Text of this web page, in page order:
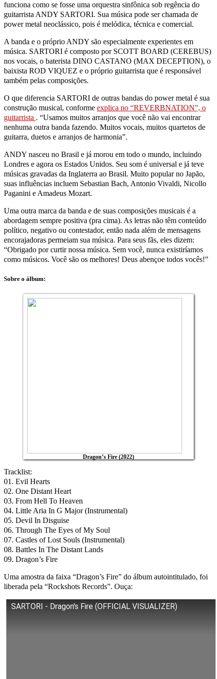
funciona como se fosse uma orquestra sinfônica sob regência do
guitarrista ANDY SARTORI. Sua música pode ser chamada de
power metal neoclássico, pois é melódica, técnica e comercial.
A banda e o próprio ANDY são especialmente experientes em
música. SARTORI é composto por SCOTT BOARD (CEREBUS)
nos vocais, o baterista DINO CASTANO (MAX DECEPTION), o
baixista ROD VIQUEZ e o próprio guitarrista que é responsável
também pelas composições.
O que diferencia SARTORI de outras bandas do power metal é sua
construção musical, conforme explica no “REVERBNATION”, o
guitarrista . “Usamos muitos arranjos que você não vai encontrar
nenhuma outra banda fazendo. Muitos vocais, muitos quartetos de
guitarra, duetos e arranjos de harmonia”.
ANDY nasceu no Brasil e já morou em todo o mundo, incluindo
Londres e agora os Estados Unidos. Seu som é universal e já teve
músicas gravadas da Inglaterra ao Brasil. Muito popular no Japão,
suas influências incluem Sebastian Bach, Antonio Vivaldi, Nicollo
Paganini e Amadeus Mozart.
Uma outra marca da banda e de suas composições musicais é a
abordagem sempre positiva (pra cima). As letras não têm conteúdo
político, negativo ou contestador, então nada além de mensagens
encorajadoras permeiam sua música. Para seus fãs, eles dizem:
“Obrigado por curtir nossa música. Sem você, nunca existiríamos
como músicos. Você são os melhores! Deus abençoe todos vocês!”
Sobre o álbum:
Dragon’s Fire (2022)
Tracklist:
01. Evil Hearts
02. One Distant Heart
03. From Hell To Heaven
04. Little Aria In G Major (Instrumental)
05. Devil In Disguise
06. Through The Eyes of My Soul
07. Castles of Lost Souls (Instrumental)
08. Battles In The Distant Lands
09. Dragon’s Fire
Uma amostra da faixa “Dragon’s Fire” do álbum autointitulado, foi
liberada pela “Rockshots Records”. Ouça:
SARTORI - Dragon's Fire (OFFICIAL VISUALIZER)